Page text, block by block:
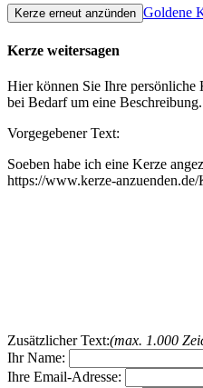
Goldene
Kerze weitersagen
Hier können Sie Ihre persönliche
bei Bedarf um eine Beschreibung.
Vorgegebener Text:
Soeben habe ich eine Kerze
https://www.kerze-
Zusätzlicher Text:(max. 1.000
Ihr Name:
Ihre Email-Adresse: